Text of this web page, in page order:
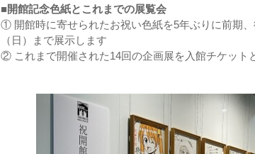
■開館記念色紙とこれまでの展覧会
① 開館時に寄せられたお祝い色紙を5年ぶりに前期
（日）まで展示します
② これまで開催された14回の企画展を入館チケット